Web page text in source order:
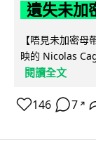
遺失未加
【唔見未加密
映的 Nicolas
閱讀全文
146 7 ↗